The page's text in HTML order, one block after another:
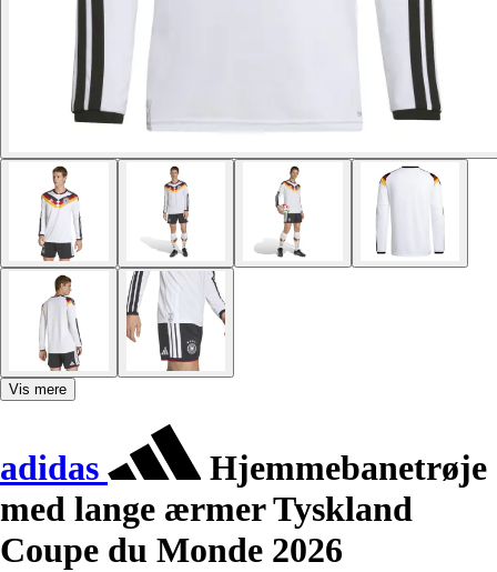
Vis mere
adidas
Hjemmebanetrøje
med lange ærmer Tyskland
Coupe du Monde 2026